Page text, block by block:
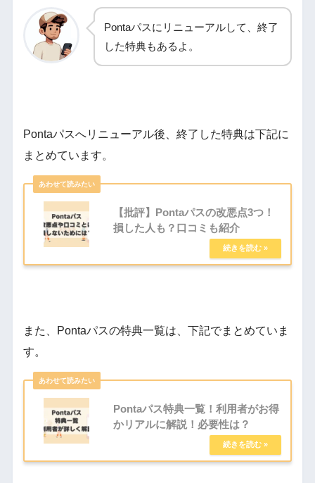
Pontaパスにリニューアルして、終了
した特典もあるよ。
Pontaパスへリニューアル後、終了した特典は下記に
まとめています。
【批評】Pontaパスの改悪点3つ！
損した人も？口コミも紹介
また、Pontaパスの特典一覧は、下記でまとめていま
す。
Pontaパス特典一覧！利用者がお得
かリアルに解説！必要性は？